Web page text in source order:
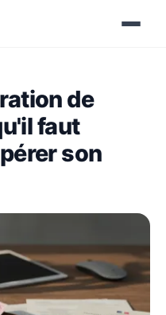
de
faut
son